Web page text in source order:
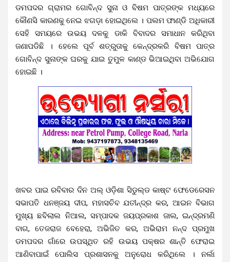
ଡମପଦର ଗ୍ରାମର ଗୋବିନ୍ଦ ସୁନା ଓ ବିଷମ ପାତ୍ରଙ୍କ ମଧ୍ୟରେ
କୌଣସି କାରଣକୁ ନେଇ ଝଗଡ଼ା ହୋଇଥିଲେ । ପଲମ ଫାଣ୍ଡି ଅଧିକାରୀ
ସେହି ସମୟରେ ଉଭୟ ଦଳକୁ ଡାକି ବିବାଦର ସମାଧାନ କରିଥିବା
ଜଣାପଡିଛି । ହେଲେ ପୂର୍ବ ଶତ୍ରୁତାକୁ କେନ୍ଦ୍ରକରି ବିଷମ ପାତ୍ର
ଗୋବିନ୍ଦ ସୁନାଙ୍କ ଘରକୁ ଯାଇ ତୁମୁଳ କାଣ୍ଡ ଭିଆଇଥିବା ଅଭିଯୋଗ
ହୋଇଛି ।
ଖବର ପାଇ ରବିବାର ଦିନ ଅଲ୍ ଓଡ଼ିଶା ସିଡୁଲ୍ଡ କାଷ୍ଟ ଫେଡେରେସନ
ସଭାପତି ଧନଞ୍ଜୟ ଦୀପ, ମହାସଚିବ ଯତୀନ୍ଦ୍ର କର, ଆଇନ ବିଭାଗ
ମୁଖ୍ୟ ଛବିଲାଲ ନିଆଲ, ସମ୍ପାଦକ ଜୟପ୍ରକାଶ ଜାଲ, ଇନ୍ଦ୍ରମଣି
ବାଗ, ତେଜରାଜ ବେହେରା, ଅଭିଜିତ କର, ଅଭିରାମ ନନ୍ଦ ପ୍ରମୁଖ
ଡମପଦର ଗାଁରେ ଉପସ୍ଥିତ ରହି ଉଭୟ ପକ୍ଷର ଶାନ୍ତି ଫେରାଇ
ଆଣିବାପାଇଁ ପୋଲିସ ପ୍ରଶାସନକୁ ଅନୁରୋଧ କରିଥିଲେ । ନର୍ଲା